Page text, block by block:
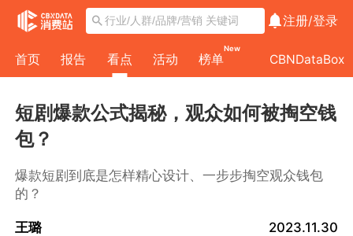
注册/登录
首页 报告 看点 活动 榜单
New
CBNDataBox
短剧爆款公式揭秘，观众如何被掏空钱
包？
爆款短剧到底是怎样精心设计、一步步掏空观众钱包
的？
王璐
2023.11.30